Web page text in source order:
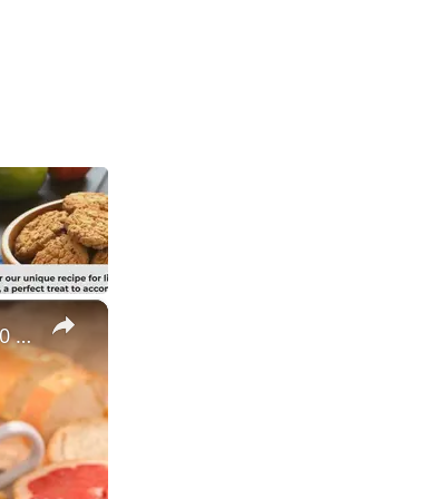
×
Le secret d’un petit déjeuner parfait pour rester en pleine forme après 60 ans !